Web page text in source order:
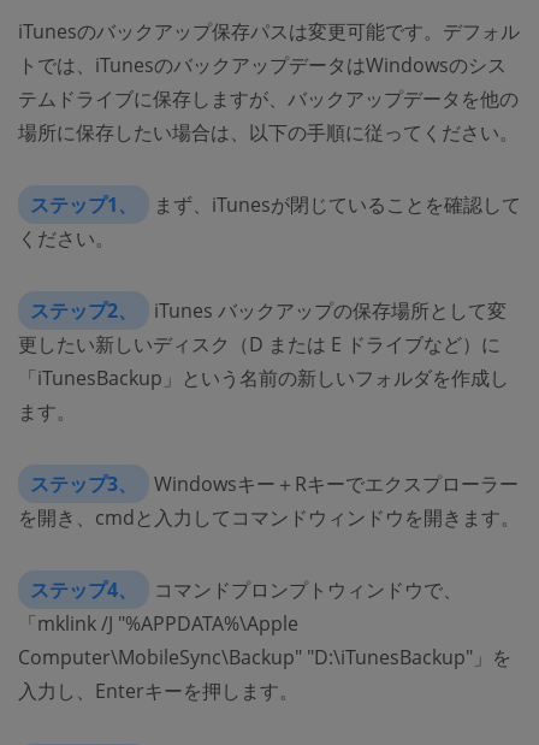
iTunesのバックアップ保存パスは変更可能です。デフォル
トでは、iTunesのバックアップデータはWindowsのシス
テムドライブに保存しますが、バックアップデータを他の
場所に保存したい場合は、以下の手順に従ってください。
ステップ1、
まず、iTunesが閉じていることを確認して
ください。
ステップ2、
iTunes バックアップの保存場所として変
更したい新しいディスク（D または E ドライブなど）に
「iTunesBackup」という名前の新しいフォルダを作成し
ます。
ステップ3、
Windowsキー＋Rキーでエクスプローラー
を開き、cmdと入力してコマンドウィンドウを開きます。
ステップ4、
コマンドプロンプトウィンドウで、
「mklink /J "%APPDATA%\Apple
Computer\MobileSync\Backup" "D:\iTunesBackup"」を
入力し、Enterキーを押します。